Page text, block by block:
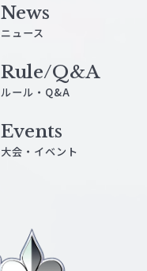
News
ニュース
Events
大会・イベント
Rule/Q&A
ルール・Q&A